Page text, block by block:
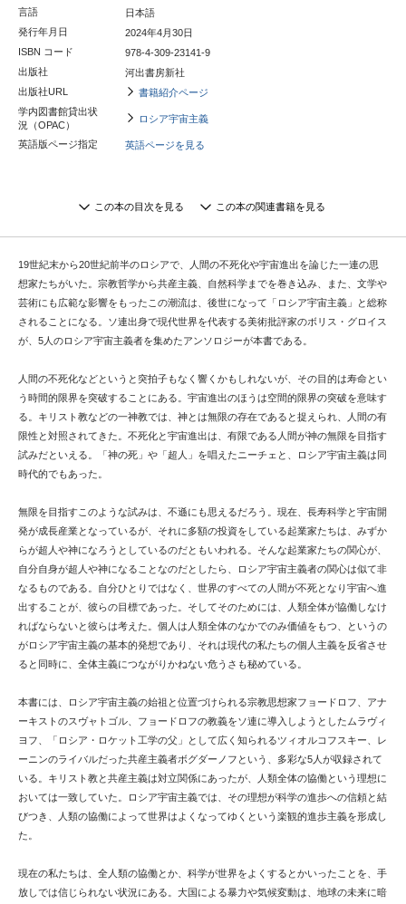
言語
日本語
発行年月日
2024年4月30日
ISBN コード
978-4-309-23141-9
出版社
河出書房新社
出版社URL
書籍紹介ページ
学内図書館貸出状
況（OPAC）
ロシア宇宙主義
英語版ページ指定 英語ページを見る
この本の目次を見る この本の関連書籍を見る
19世紀末から20世紀前半のロシアで、人間の不死化や宇宙進出を論じた一連の思
想家たちがいた。宗教哲学から共産主義、自然科学までを巻き込み、また、文学や
芸術にも広範な影響をもったこの潮流は、後世になって「ロシア宇宙主義」と総称
されることになる。ソ連出身で現代世界を代表する美術批評家のボリス・グロイス
が、5人のロシア宇宙主義者を集めたアンソロジーが本書である。
人間の不死化などというと突拍子もなく響くかもしれないが、その目的は寿命とい
う時間的限界を突破することにある。宇宙進出のほうは空間的限界の突破を意味す
る。キリスト教などの一神教では、神とは無限の存在であると捉えられ、人間の有
限性と対照されてきた。不死化と宇宙進出は、有限である人間が神の無限を目指す
試みだといえる。「神の死」や「超人」を唱えたニーチェと、ロシア宇宙主義は同
時代的でもあった。
無限を目指すこのような試みは、不遜にも思えるだろう。現在、長寿科学と宇宙開
発が成長産業となっているが、それに多額の投資をしている起業家たちは、みずか
らが超人や神になろうとしているのだともいわれる。そんな起業家たちの関心が、
自分自身が超人や神になることなのだとしたら、ロシア宇宙主義者の関心は似て非
なるものである。自分ひとりではなく、世界のすべての人間が不死となり宇宙へ進
出することが、彼らの目標であった。そしてそのためには、人類全体が協働しなけ
ればならないと彼らは考えた。個人は人類全体のなかでのみ価値をもつ、というの
がロシア宇宙主義の基本的発想であり、それは現代の私たちの個人主義を反省させ
ると同時に、全体主義につながりかねない危うさも秘めている。
本書には、ロシア宇宙主義の始祖と位置づけられる宗教思想家フョードロフ、アナ
ーキストのスヴャトゴル、フョードロフの教義をソ連に導入しようとしたムラヴィ
ヨフ、「ロシア・ロケット工学の父」として広く知られるツィオルコフスキー、レ
ーニンのライバルだった共産主義者ボグダーノフという、多彩な5人が収録されて
いる。キリスト教と共産主義は対立関係にあったが、人類全体の協働という理想に
おいては一致していた。ロシア宇宙主義では、その理想が科学の進歩への信頼と結
びつき、人類の協働によって世界はよくなってゆくという楽観的進歩主義を形成し
た。
現在の私たちは、全人類の協働とか、科学が世界をよくするとかいったことを、手
放しでは信じられない状況にある。大国による暴力や気候変動は、地球の未来に暗